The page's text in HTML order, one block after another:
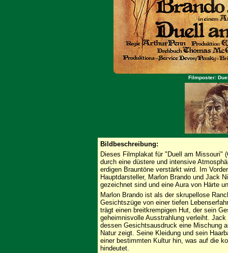
Filmposter:
Bildbeschreibung:
Dieses Filmplakat für "Duell am Missouri"
durch eine düstere und intensive
erdigen Brauntöne verstärkt wird. Im
Hauptdarsteller, Marlon Brando und Jack
gezeichnet sind und eine Aura von Härte
Marlon Brando ist als der skrupellose
Gesichtszüge von einer tiefen
trägt einen breitkrempigen Hut, der sein
geheimnisvolle Ausstrahlung verleiht.
dessen Gesichtsausdruck eine Mischung
Natur zeigt. Seine Kleidung und sein
einer bestimmten Kultur hin, was auf die
hindeutet.